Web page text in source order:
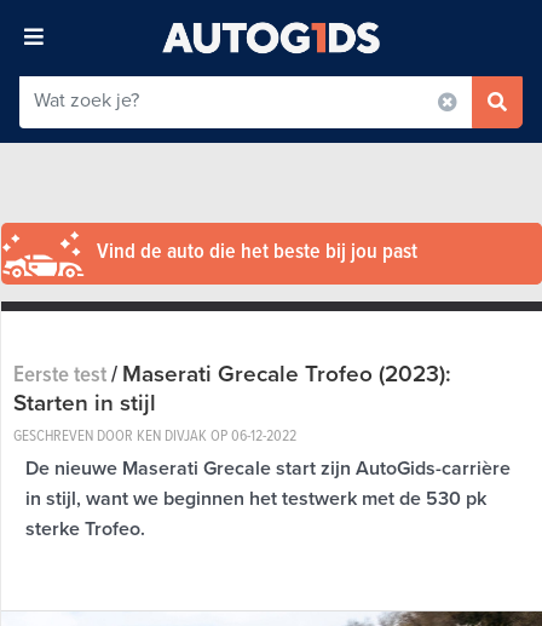
Vind de auto die het beste bij jou past
Eerste test/Maserati Grecale Trofeo (2023):
Starten in stijl
GESCHREVEN DOOR KEN DIVJAK OP06-12-2022
De nieuwe Maserati Grecale start zijn AutoGids-carrière
in stijl, want we beginnen het testwerk met de 530 pk
sterke Trofeo.